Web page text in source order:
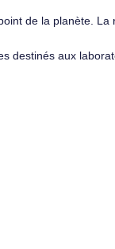
de la planète. La
destinés aux